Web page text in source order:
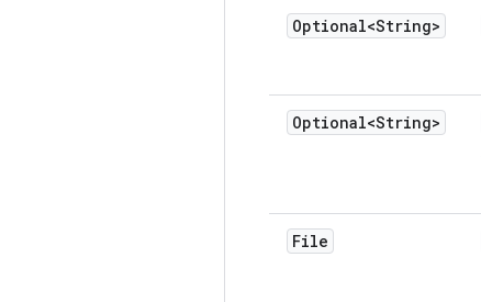
Optional<String>
Optional<String>
File